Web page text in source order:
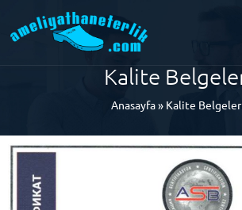
Kalite
Anasayfa» Kalite